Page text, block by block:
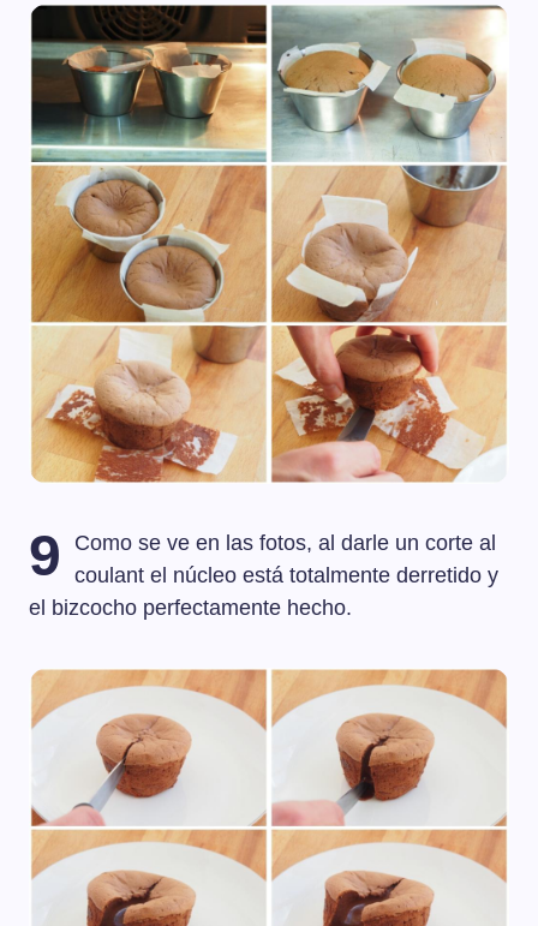
9
Como se ve en las fotos, al darle un corte al
coulant el núcleo está totalmente derretido y
el bizcocho perfectamente hecho.